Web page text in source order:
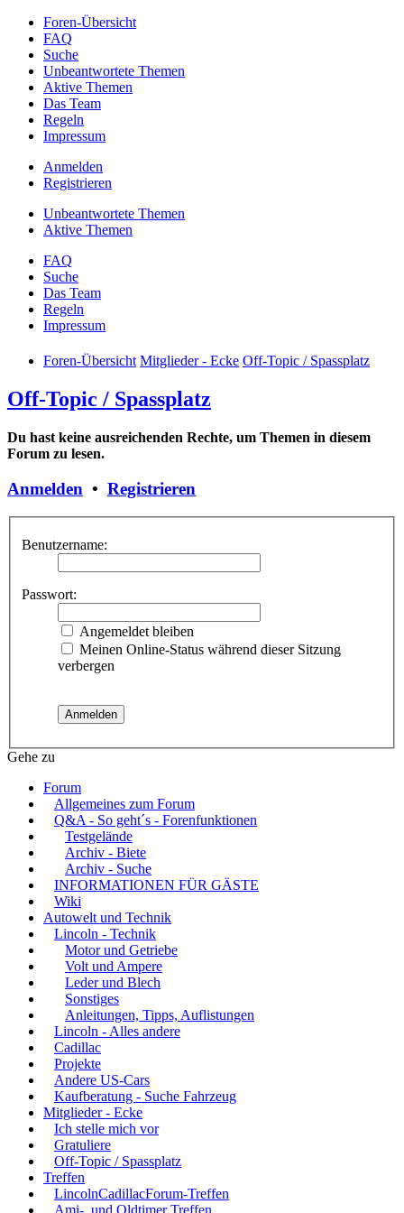
Foren-Übersicht
FAQ
Suche
Unbeantwortete Themen
Aktive Themen
Das Team
Regeln
Impressum
Anmelden
Registrieren
Unbeantwortete Themen
Aktive Themen
FAQ
Suche
Das Team
Regeln
Impressum
Foren-Übersicht Mitglieder - Ecke Off-Topic / Spassplatz
Off-Topic / Spassplatz
Du hast keine ausreichenden Rechte, um Themen in diesem
Forum zu lesen.
Anmelden • Registrieren
Benutzername:
Passwort:
Angemeldet bleiben
Meinen Online-Status während dieser Sitzung
verbergen
Gehe zu
Forum
Allgemeines zum Forum
Q&A - So geht´s - Forenfunktionen
Testgelände
Archiv - Biete
Archiv - Suche
INFORMATIONEN FÜR GÄSTE
Wiki
Autowelt und Technik
Lincoln - Technik
Motor und Getriebe
Volt und Ampere
Leder und Blech
Sonstiges
Anleitungen, Tipps, Auflistungen
Lincoln - Alles andere
Cadillac
Projekte
Andere US-Cars
Kaufberatung - Suche Fahrzeug
Mitglieder - Ecke
Ich stelle mich vor
Gratuliere
Off-Topic / Spassplatz
Treffen
LincolnCadillacForum-Treffen